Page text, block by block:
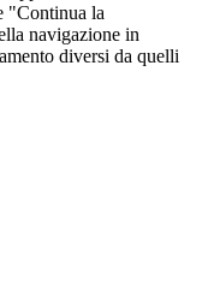
"Continua la
navigazione in
diversi da quelli